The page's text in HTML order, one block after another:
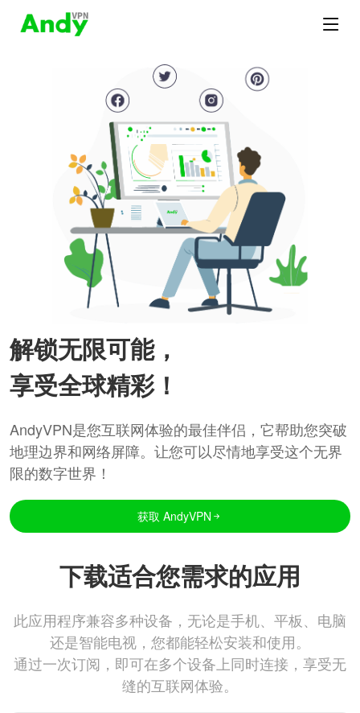
解锁无限可能，
享受全球精彩！
AndyVPN是您互联网体验的最佳伴侣，它帮助您突破
地理边界和网络屏障。让您可以尽情地享受这个无界
限的数字世界！
获取 AndyVPN
下载适合您需求的应用
此应用程序兼容多种设备，无论是手机、平板、电脑
还是智能电视，您都能轻松安装和使用。
通过一次订阅，即可在多个设备上同时连接，享受无
缝的互联网体验。